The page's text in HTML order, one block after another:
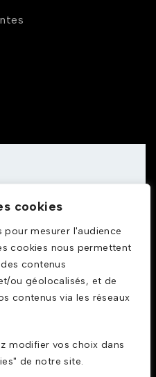
cookies
pour mesurer l'audience
cookies nous permettent
contenus
ou géolocalisés, et de
contenus via les réseaux
modifier vos choix dans
de notre site.